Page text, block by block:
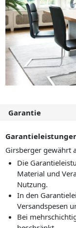
Garantie
Girsberger gewährt
Die
Material und
Nutzung.
In den
Versandspesen
Bei